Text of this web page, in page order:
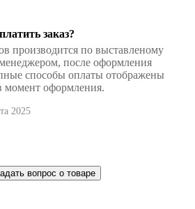
заказ?
производится по выставленому
после оформления
способы оплаты отображены
момент оформления.
2025
вопрос о товаре